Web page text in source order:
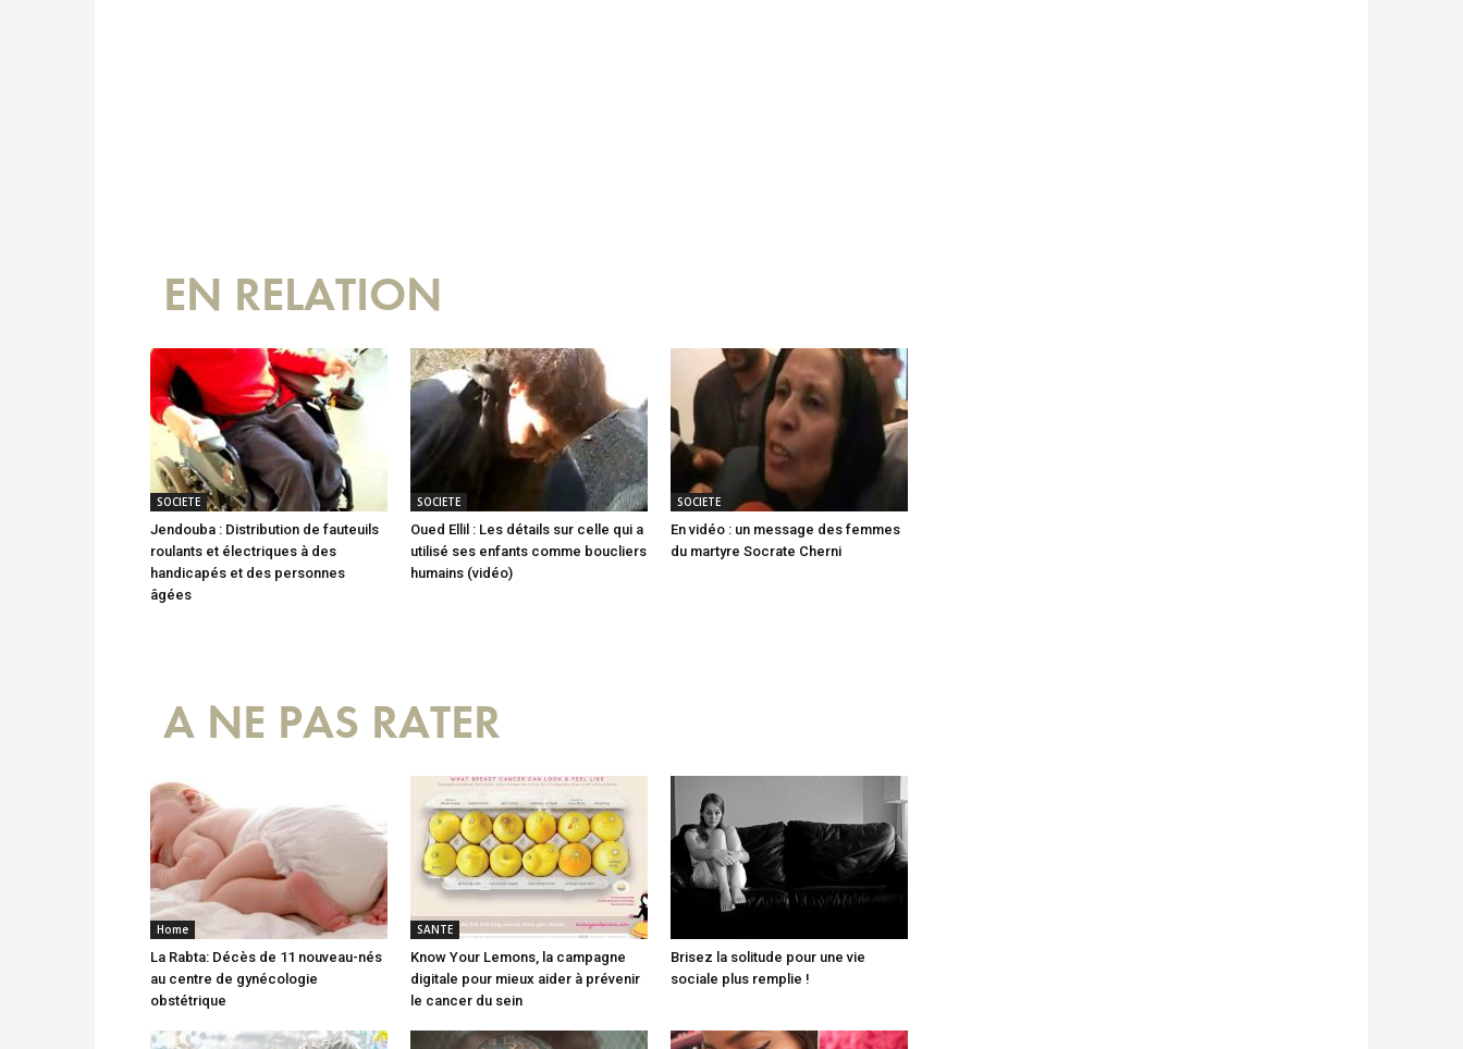
EN RELATION
SOCIETE
Jendouba : Distribution de fauteuils
roulants et électriques à des
handicapés et des personnes
âgées
SOCIETE
Oued Ellil : Les détails sur celle qui a
utilisé ses enfants comme boucliers
humains (vidéo)
SOCIETE
En vidéo : un message des femmes
du martyre Socrate Cherni
A NE PAS RATER
Home
La Rabta: Décès de 11 nouveau-nés
au centre de gynécologie
obstétrique
SANTE
Know Your Lemons, la campagne
digitale pour mieux aider à prévenir
le cancer du sein
Brisez la solitude pour une vie
sociale plus remplie !